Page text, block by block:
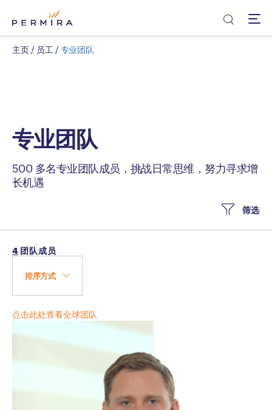
主页 / 员工/ 专业团队
专业团队
500 多名专业团队成员，挑战日常思维，努力寻求增
长机遇
筛选
4 团队成员
排序方式
A - Z
点击此处查看全球团队